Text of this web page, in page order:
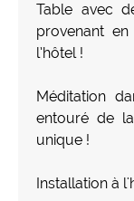
Table avec
provenant
l’hôtel !
Méditation
entouré de
unique !
Installation à